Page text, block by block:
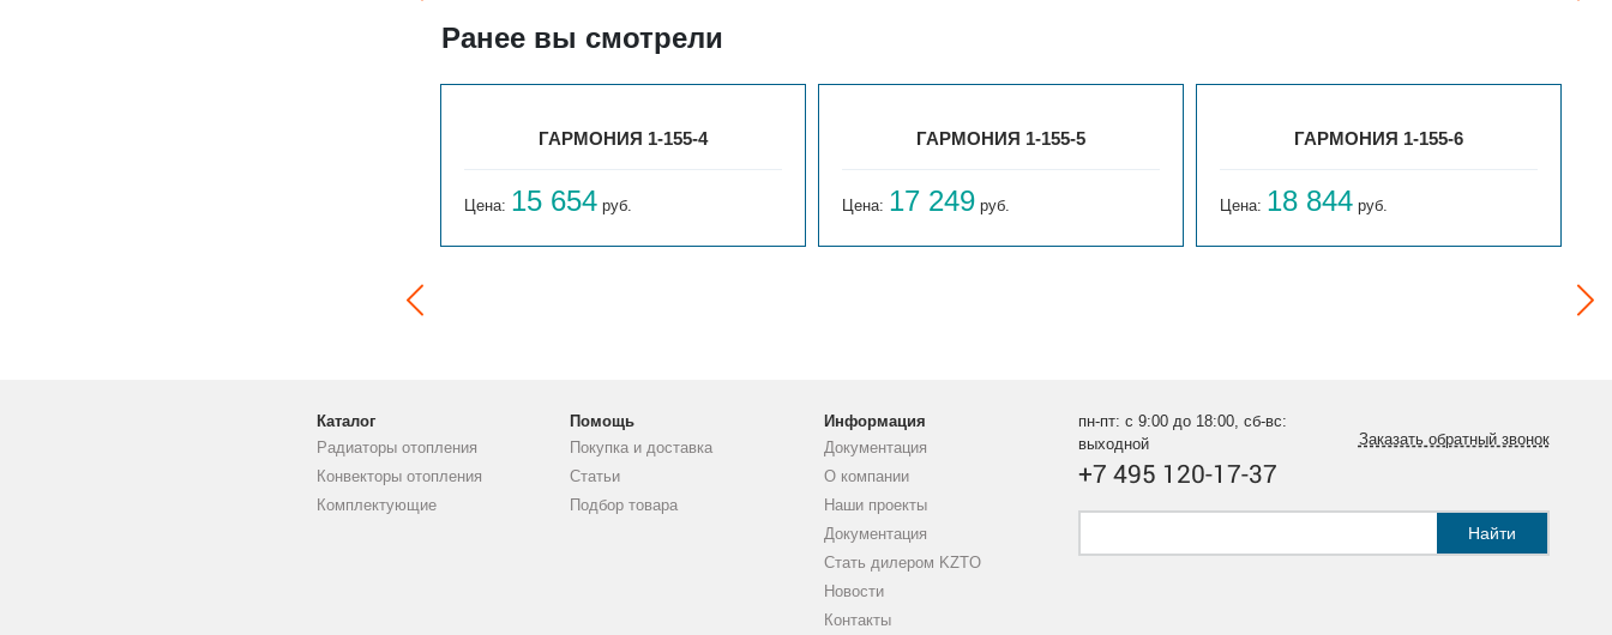
Ранее вы смотрели
ГАРМОНИЯ 1-155-4
Цена: 15 654 руб.
ГАРМОНИЯ 1-155-5
Цена: 17 249 руб.
ГАРМОНИЯ 1-155-6
Цена: 18 844 руб.
Каталог
Радиаторы отопления
Конвекторы отопления
Комплектующие
Помощь
Покупка и доставка
Статьи
Подбор товара
Информация
Документация
О компании
Наши проекты
Документация
Стать дилером KZTO
Новости
Контакты
пн-пт: с 9:00 до 18:00, сб-вс:
выходной
+7 495 120-17-37
Заказать обратный звонок
Найти